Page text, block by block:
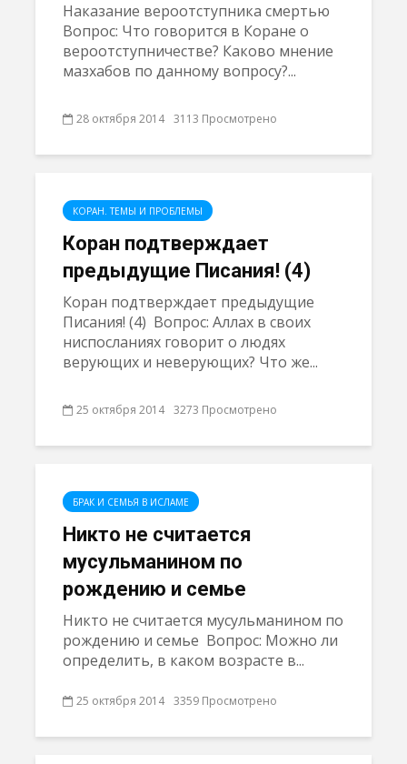
Наказание вероотступника смертью
Вопрос: Что говорится в Коране о
вероотступничестве? Каково мнение
мазхабов по данному вопросу?...
28 октября 2014 3113 Просмотрено
КОРАН. ТЕМЫ И ПРОБЛЕМЫ
Коран подтверждает
предыдущие Писания! (4)
Коран подтверждает предыдущие
Писания! (4) Вопрос: Аллах в своих
ниспосланиях говорит о людях
верующих и неверующих? Что же...
25 октября 2014 3273 Просмотрено
БРАК И СЕМЬЯ В ИСЛАМЕ
Никто не считается
мусульманином по
рождению и семье
Никто не считается мусульманином по
рождению и семье Вопрос: Можно ли
определить, в каком возрасте в...
25 октября 2014 3359 Просмотрено